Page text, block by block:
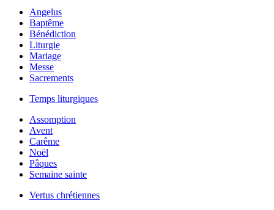
Angelus
Baptême
Bénédiction
Liturgie
Mariage
Messe
Sacrements
Temps liturgiques
Assomption
Avent
Carême
Noël
Pâques
Semaine sainte
Vertus chrétiennes